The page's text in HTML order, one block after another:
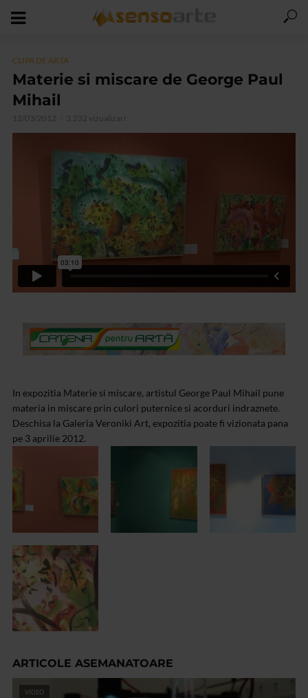
CLIPA DE ARTA
Materie si miscare de George Paul
Mihail
12/03/2012 3.232 vizualizari
In expozitia Materie si miscare, artistul George Paul Mihail pune
materia in miscare prin culori puternice si acorduri indraznete.
Deschisa la Galeria Veroniki Art, expozitia poate fi vizionata pana
pe 3 aprilie 2012.
ARTICOLE ASEMANATOARE
VIDEO